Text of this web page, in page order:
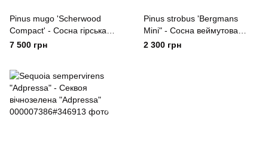
Pinus mugo 'Scherwood
Compact' - Сосна гірська
'Scherwood Compact'
7 500 грн
Pinus strobus 'Bergmans
Mini" - Сосна веймутова
'Bergmans Mini"
2 300 грн